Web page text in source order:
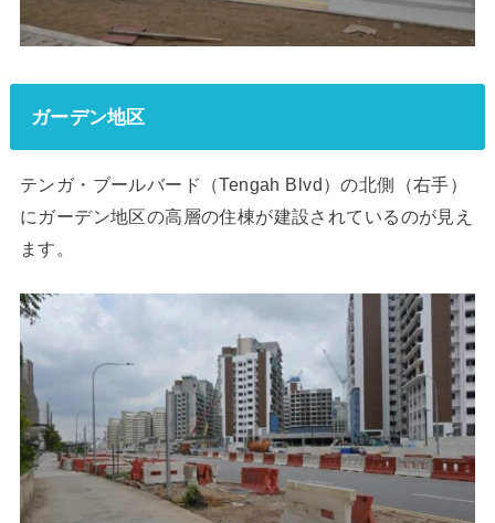
ガーデン地区
テンガ・ブールバード（Tengah Blvd）の北側（右手）
にガーデン地区の高層の住棟が建設されているのが見え
ます。